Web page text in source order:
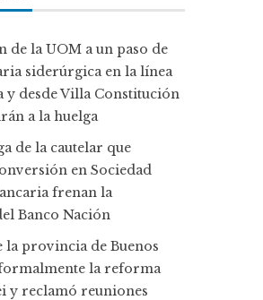
de la UOM a un paso de
siderúrgica en la línea
y desde Villa Constitución
a la huelga
de la cautelar que
en Sociedad
frenan la
Banco Nación
la provincia de Buenos
la reforma
y reclamó reuniones